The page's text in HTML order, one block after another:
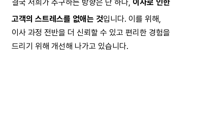
결국 저희가 추구하는 방향은 단 하나, 이사로 인한
고객의 스트레스를 없애는 것입니다. 이를 위해,
이사 과정 전반을 더 신뢰할 수 있고 편리한 경험을
드리기 위해 개선해 나가고 있습니다.